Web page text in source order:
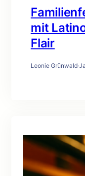
mit
Flair
Leonie Grünwald·